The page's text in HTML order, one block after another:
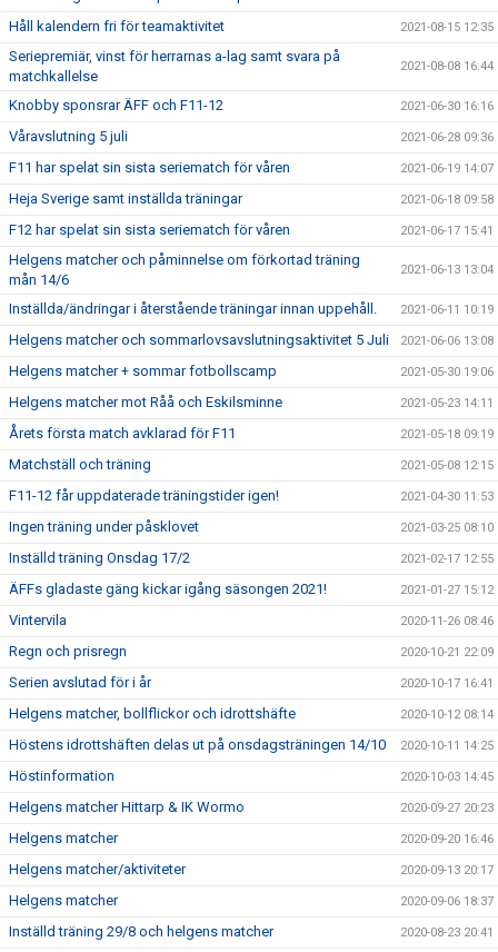
Håll kalendern fri för teamaktivitet 2021-08-15 12:35
Seriepremiär, vinst för herrarnas a-lag samt svara på
matchkallelse
2021-08-08 16:44
Knobby sponsrar ÄFF och F11-12 2021-06-30 16:16
Våravslutning 5 juli 2021-06-28 09:36
F11 har spelat sin sista seriematch för våren 2021-06-19 14:07
Heja Sverige samt inställda träningar 2021-06-18 09:58
F12 har spelat sin sista seriematch för våren 2021-06-17 15:41
Helgens matcher och påminnelse om förkortad träning
mån 14/6
2021-06-13 13:04
Inställda/ändringar i återstående träningar innan uppehåll. 2021-06-11 10:19
Helgens matcher och sommarlovsavslutningsaktivitet 5 Juli 2021-06-06 13:08
Helgens matcher + sommar fotbollscamp 2021-05-30 19:06
Helgens matcher mot Råå och Eskilsminne 2021-05-23 14:11
Årets första match avklarad för F11 2021-05-18 09:19
Matchställ och träning 2021-05-08 12:15
F11-12 får uppdaterade träningstider igen! 2021-04-30 11:53
Ingen träning under påsklovet 2021-03-25 08:10
Inställd träning Onsdag 17/2 2021-02-17 12:55
ÄFFs gladaste gäng kickar igång säsongen 2021! 2021-01-27 15:12
Vintervila 2020-11-26 08:46
Regn och prisregn 2020-10-21 22:09
Serien avslutad för i år 2020-10-17 16:41
Helgens matcher, bollflickor och idrottshäfte 2020-10-12 08:14
Höstens idrottshäften delas ut på onsdagsträningen 14/10 2020-10-11 14:25
Höstinformation 2020-10-03 14:45
Helgens matcher Hittarp & IK Wormo 2020-09-27 20:23
Helgens matcher 2020-09-20 16:46
Helgens matcher/aktiviteter 2020-09-13 20:17
Helgens matcher 2020-09-06 18:37
Inställd träning 29/8 och helgens matcher 2020-08-23 20:41